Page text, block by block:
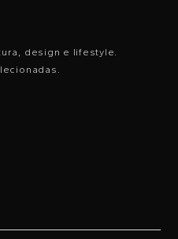
design e lifestyle.